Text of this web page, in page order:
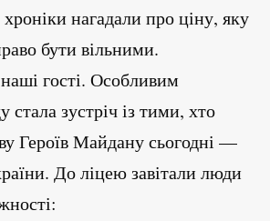
нагадали про ціну, яку
бути вільними.
гості. Особливим
стала зустріч із тими, хто
Героїв Майдану сьогодні —
До ліцею завітали люди